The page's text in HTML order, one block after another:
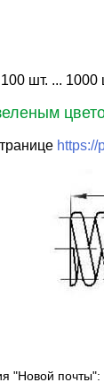
шт. ... 1000
https://
"Новой почты":